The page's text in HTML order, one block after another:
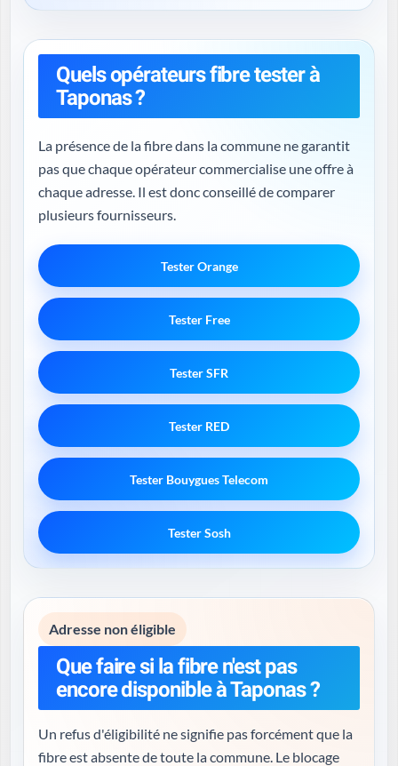
Quels opérateurs fibre tester à
Taponas ?
La présence de la fibre dans la commune ne garantit
pas que chaque opérateur commercialise une offre à
chaque adresse. Il est donc conseillé de comparer
plusieurs fournisseurs.
Tester Orange
Tester Free
Tester SFR
Tester RED
Tester Bouygues Telecom
Tester Sosh
Adresse non éligible
Que faire si la fibre n'est pas
encore disponible à Taponas ?
Un refus d'éligibilité ne signifie pas forcément que la
fibre est absente de toute la commune. Le blocage